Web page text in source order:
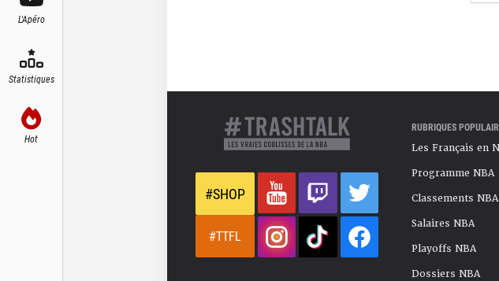
L'Apéro
Statistiques
Hot
#SHOP
#TTFL
RUBRIQUES
Les Français en
Programme NBA
Classements NBA
Salaires NBA
Playoffs NBA
Dossiers NBA